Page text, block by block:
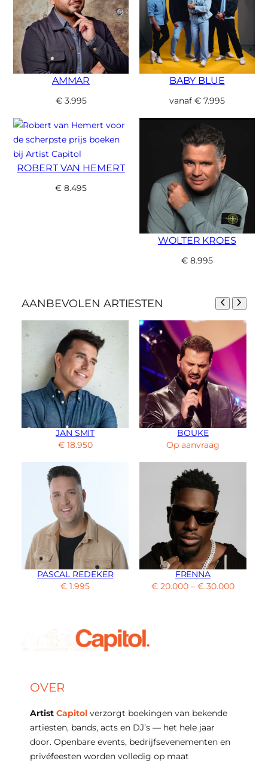
AMMAR
€3.995
BABY BLUE
vanaf €7.995
ROBERT VAN HEMERT
€ 8.495
WOLTER KROES
€8.995
AANBEVOLEN ARTIESTEN
JAN SMIT
€18.950
BOUKE
Op aanvraag
PASCAL REDEKER
€ 1.995
FRENNA
€20.000– €30.000
OVER
Artist Capitol verzorgt boekingen van bekende
artiesten, bands, acts en DJ’s — het hele jaar
door. Openbare events, bedrijfsevenementen en
privéfeesten worden volledig op maat